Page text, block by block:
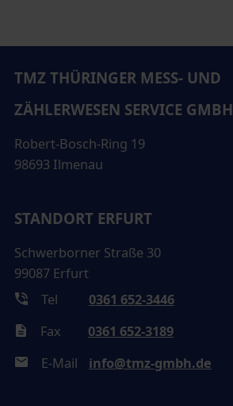
TMZ THÜRINGER MESS- UND
ZÄHLERWESEN SERVICE GMBH
Robert-Bosch-Ring 19
98693 Ilmenau
STANDORT ERFURT
Schwerborner Straße 30
99087 Erfurt
Tel
0361 652-3446
Fax
0361 652-3189
E-Mail
info@tmz-gmbh.de